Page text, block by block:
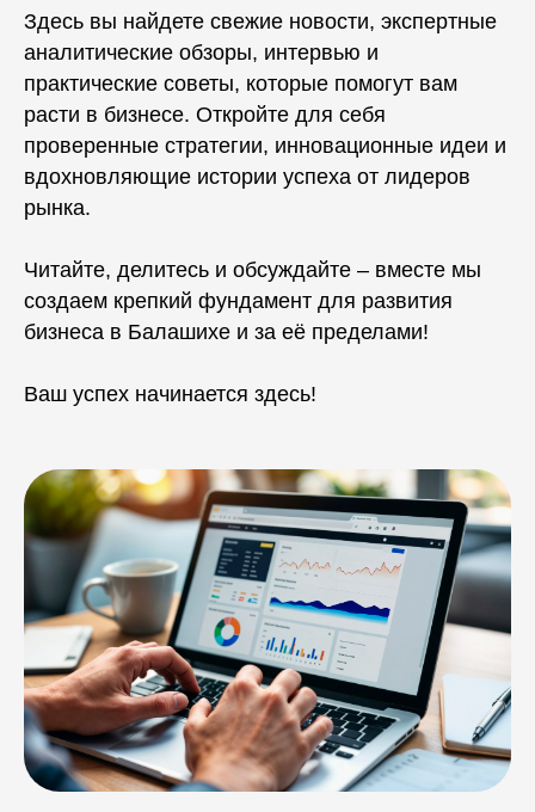
Здесь вы найдете свежие новости, экспертные
аналитические обзоры, интервью и
практические советы, которые помогут вам
расти в бизнесе. Откройте для себя
проверенные стратегии, инновационные идеи и
вдохновляющие истории успеха от лидеров
рынка.
Читайте, делитесь и обсуждайте – вместе мы
создаем крепкий фундамент для развития
бизнеса в Балашихе и за её пределами!
Ваш успех начинается здесь!